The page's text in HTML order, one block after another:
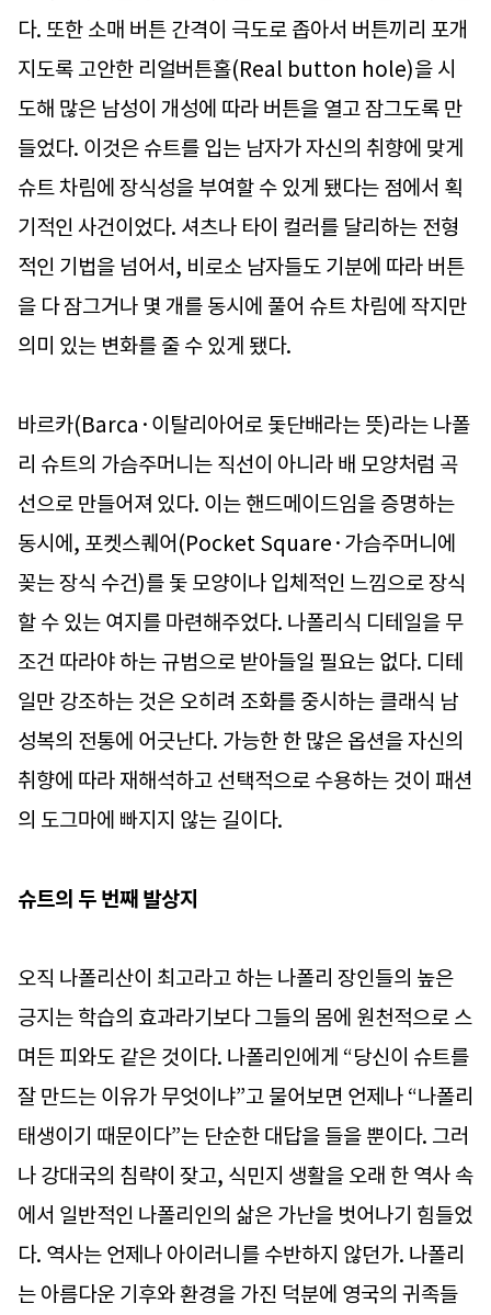
다. 또한 소매 버튼 간격이 극도로 좁아서 버튼끼리 포개
지도록 고안한 리얼버튼홀(Real button hole)을 시
도해 많은 남성이 개성에 따라 버튼을 열고 잠그도록 만
들었다. 이것은 슈트를 입는 남자가 자신의 취향에 맞게
슈트 차림에 장식성을 부여할 수 있게 됐다는 점에서 획
기적인 사건이었다. 셔츠나 타이 컬러를 달리하는 전형
적인 기법을 넘어서, 비로소 남자들도 기분에 따라 버튼
을 다 잠그거나 몇 개를 동시에 풀어 슈트 차림에 작지만
의미 있는 변화를 줄 수 있게 됐다.
바르카(Barca·이탈리아어로 돛단배라는 뜻)라는 나폴
리 슈트의 가슴주머니는 직선이 아니라 배 모양처럼 곡
선으로 만들어져 있다. 이는 핸드메이드임을 증명하는
동시에, 포켓스퀘어(Pocket Square·가슴주머니에
꽂는 장식 수건)를 돛 모양이나 입체적인 느낌으로 장식
할 수 있는 여지를 마련해주었다. 나폴리식 디테일을 무
조건 따라야 하는 규범으로 받아들일 필요는 없다. 디테
일만 강조하는 것은 오히려 조화를 중시하는 클래식 남
성복의 전통에 어긋난다. 가능한 한 많은 옵션을 자신의
취향에 따라 재해석하고 선택적으로 수용하는 것이 패션
의 도그마에 빠지지 않는 길이다.
슈트의 두 번째 발상지
오직 나폴리산이 최고라고 하는 나폴리 장인들의 높은
긍지는 학습의 효과라기보다 그들의 몸에 원천적으로 스
며든 피와도 같은 것이다. 나폴리인에게 “당신이 슈트를
잘 만드는 이유가 무엇이냐”고 물어보면 언제나 “나폴리
태생이기 때문이다”는 단순한 대답을 들을 뿐이다. 그러
나 강대국의 침략이 잦고, 식민지 생활을 오래 한 역사 속
에서 일반적인 나폴리인의 삶은 가난을 벗어나기 힘들었
다. 역사는 언제나 아이러니를 수반하지 않던가. 나폴리
는 아름다운 기후와 환경을 가진 덕분에 영국의 귀족들